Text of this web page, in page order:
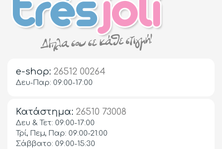
e-shop: 26512 00264
Δευ-Παρ: 09:00-17:00
Κατάστημα: 26510 73008
Δευ & Τετ: 09:00-17:00
Τρί, Πεμ, Παρ: 09:00-21:00
Σάββατο: 09:00-15:30